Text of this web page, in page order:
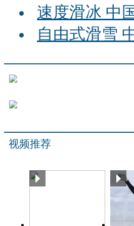
速度滑冰 中
自由式滑雪
视频推荐